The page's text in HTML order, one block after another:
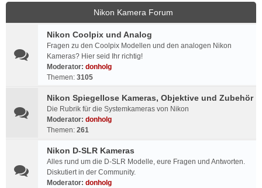
Nikon Kamera Forum
Nikon Coolpix und Analog
Fragen zu den Coolpix Modellen und den analogen Nikon
Kameras? Hier seid Ihr richtig!
Moderator: donholg
Themen: 3105
Nikon Spiegellose Kameras, Objektive und Zubehör
Die Rubrik für die Systemkameras von Nikon
Moderator: donholg
Themen: 261
Nikon D-SLR Kameras
Alles rund um die D-SLR Modelle, eure Fragen und Antworten.
Diskutiert in der Community.
Moderator: donholg